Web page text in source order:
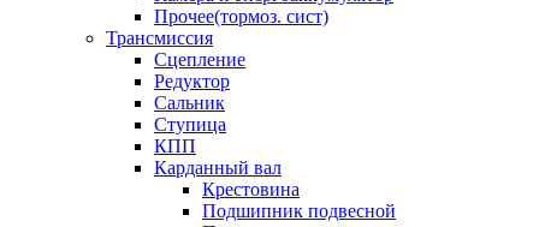
Прочее(тормоз. сист)
Трансмиссия
Сцепление
Редуктор
Сальник
Ступица
КПП
Карданный вал
Крестовина
Подшипник подвесной